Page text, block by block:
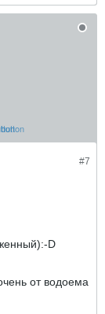
#7
D
от водоема